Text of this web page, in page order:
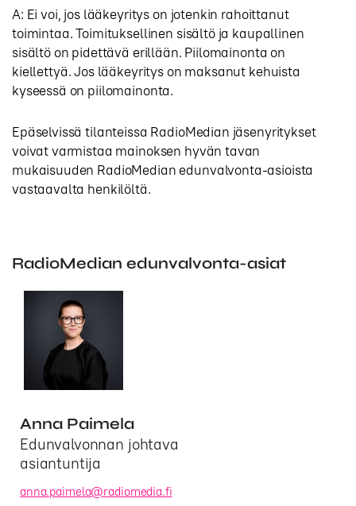
A: Ei voi, jos lääkeyritys on jotenkin rahoittanut
toimintaa. Toimituksellinen sisältö ja kaupallinen
sisältö on pidettävä erillään. Piilomainonta on
kiellettyä. Jos lääkeyritys on maksanut kehuista
kyseessä on piilomainonta.
Epäselvissä tilanteissa RadioMedian jäsenyritykset
voivat varmistaa mainoksen hyvän tavan
mukaisuuden RadioMedian edunvalvonta-asioista
vastaavalta henkilöltä.
RadioMedian edunvalvonta-asiat
Anna Paimela
Edunvalvonnan johtava
asiantuntija
anna.paimela@radiomedia.fi